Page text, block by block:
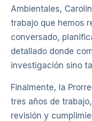
Ambientales,
trabajo que hemos
conversado,
detallado donde
investigación sino
Finalmente, la
tres años de
revisión y